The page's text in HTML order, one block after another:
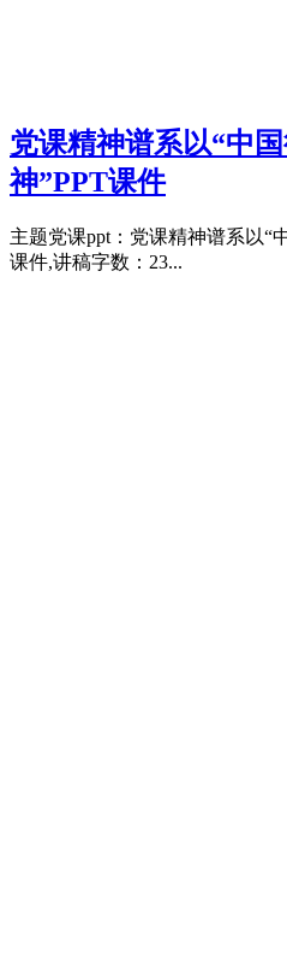
党课精神谱系以“中
神”PPT课件
主题党课ppt：党课精神谱系以“
课件,讲稿字数：23...